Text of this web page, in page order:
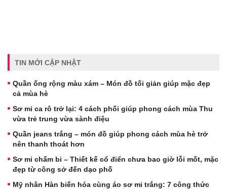
TIN MỚI CẬP NHẬT
Quần ống rộng màu xám – Món đồ tối giản giúp mặc đẹp
cả mùa hè
Sơ mi ca rô trở lại: 4 cách phối giúp phong cách mùa Thu
vừa trẻ trung vừa sành điệu
Quần jeans trắng – món đồ giúp phong cách mùa hè trở
nên thanh thoát hơn
Sơ mi chấm bi – Thiết kế cổ điển chưa bao giờ lỗi mốt, mặc
đẹp từ công sở đến dạo phố
Mỹ nhân Hàn biến hóa cùng áo sơ mi trắng: 7 công thức